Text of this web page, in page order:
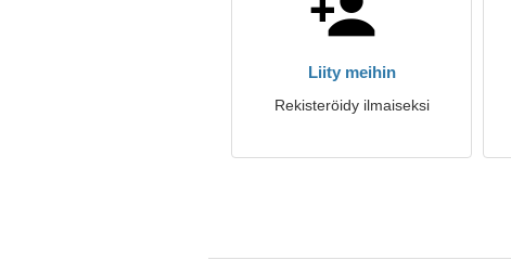
Liity meihin
Rekisteröidy ilmaiseksi